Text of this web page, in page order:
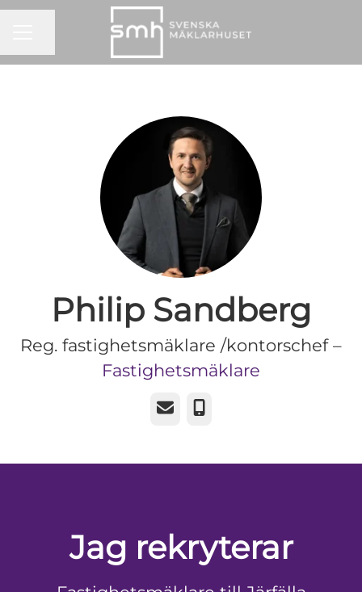
Philip Sandberg
Reg. fastighetsmäklare /kontorschef –
Fastighetsmäklare
E-postTelefon
Jag rekryterar